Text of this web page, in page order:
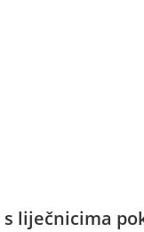
s liječnicima